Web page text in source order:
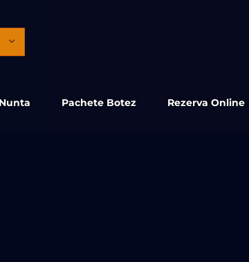
Pachete Botez Rezerva Online